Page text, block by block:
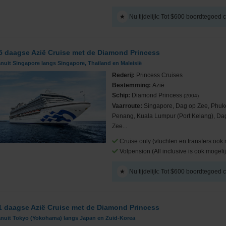
★ Nu tijdelijk: Tot $600 boordtegoed
daagse Azië Cruise met de Diamond Princess
Singapore langs Singapore, Thailand en Maleisië
Rederij: Princess Cruises
Bestemming:Azië
Schip: Diamond Princess (2004)
Vaarroute: Singapore, Dag op Zee,
Penang, Kuala Lumpur (Port Kelang),
Zee...
Cruise only (vluchten en transfers ook
Volpension (All inclusive is ook
★ Nu tijdelijk: Tot $600 boordtegoed
daagse Azië Cruise met de Diamond Princess
Tokyo (Yokohama) langs Japan en Zuid-Korea